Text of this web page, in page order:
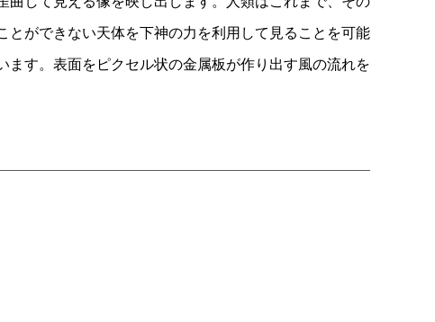
ができない天体を下神の力を利用して見ることを可能
す。表面をピクセル状の金属板が作り出す風の流れを